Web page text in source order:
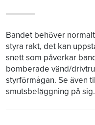
Bandet behöver
styra rakt, det kan
snett som påverkar
bomberade vänd/
styrförmågan. Se även
smutsbeläggning på sig.